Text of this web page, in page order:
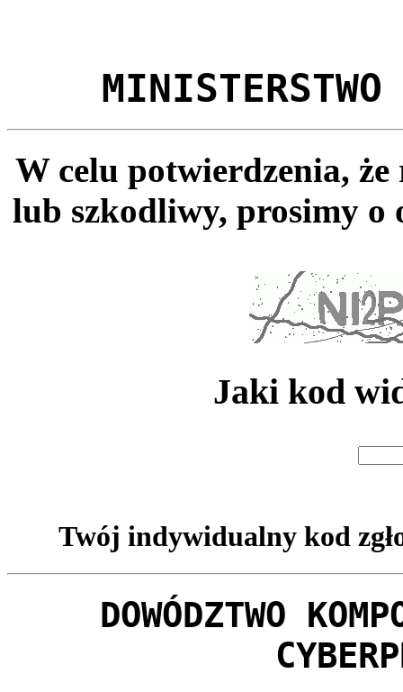
MINISTERSTWO
W celu potwierdzenia,
lub szkodliwy, prosimy o
Jaki kod
Twój indywidualny kod
DOWÓDZTWO